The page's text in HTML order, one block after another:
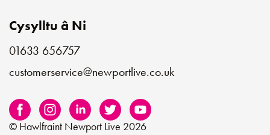
Cysylltu â Ni
01633 656757
customerservice@newportlive.co.uk
© Hawlfraint Newport Live 2026